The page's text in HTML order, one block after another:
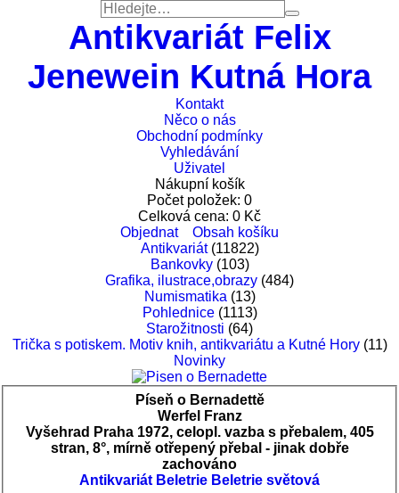
Antikvariát Felix
Jenewein Kutná Hora
Kontakt
Něco o nás
Obchodní podmínky
Vyhledávání
Uživatel
Nákupní košík
Počet položek: 0
Celková cena: 0 Kč
Objednat
Obsah košíku
Antikvariát(11822)
Bankovky(103)
Grafika, ilustrace,obrazy (484)
Numismatika (13)
Pohlednice(1113)
Starožitnosti (64)
Trička s potiskem. Motiv knih, antikvariátu a Kutné Hory(11)
Novinky
Píseň o Bernadettě
Werfel Franz
Vyšehrad Praha 1972, celopl. vazba s přebalem, 405
stran, 8°, mírně otřepený přebal - jinak dobře
zachováno
Antikvariát Beletrie Beletrie světová